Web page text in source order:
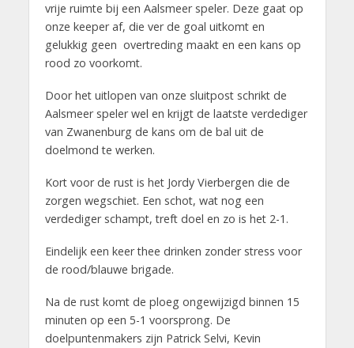
vrije ruimte bij een Aalsmeer speler. Deze gaat op
onze keeper af, die ver de goal uitkomt en
gelukkig geen overtreding maakt en een kans op
rood zo voorkomt.
Door het uitlopen van onze sluitpost schrikt de
Aalsmeer speler wel en krijgt de laatste verdediger
van Zwanenburg de kans om de bal uit de
doelmond te werken.
Kort voor de rust is het Jordy Vierbergen die de
zorgen wegschiet. Een schot, wat nog een
verdediger schampt, treft doel en zo is het 2-1.
Eindelijk een keer thee drinken zonder stress voor
de rood/blauwe brigade.
Na de rust komt de ploeg ongewijzigd binnen 15
minuten op een 5-1 voorsprong. De
doelpuntenmakers zijn Patrick Selvi, Kevin